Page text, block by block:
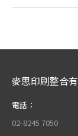
麥思印刷整合
電話：
02-8245 7050